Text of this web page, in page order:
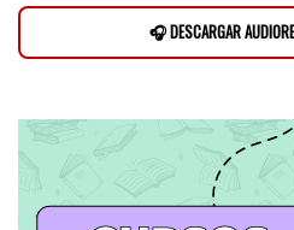
🎧 DESCARGAR